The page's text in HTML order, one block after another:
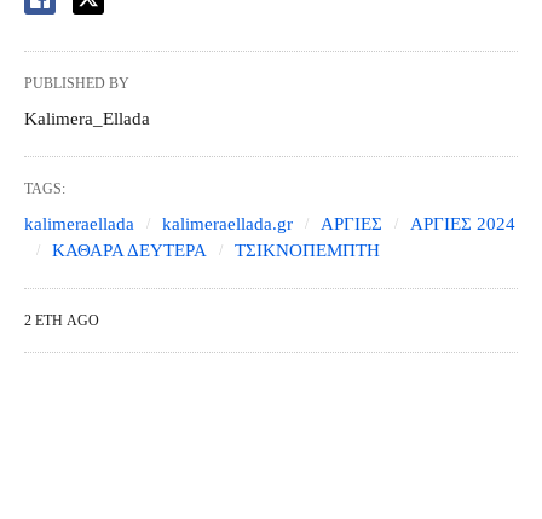
PUBLISHED BY
Kalimera_Ellada
TAGS:
kalimeraellada kalimeraellada.gr ΑΡΓΙΕΣ
ΑΡΓΙΕΣ 2024
ΚΑΘΑΡΑ ΔΕΥΤΕΡΑ
ΤΣΙΚΝΟΠΕΜΠΤΗ
2 ΈΤΗ AGO